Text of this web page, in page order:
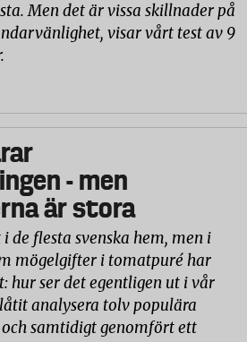
Men det är vissa skillnader på
visar vårt test av 9
- men
är stora
de flesta svenska hem, men i
mögelgifter i tomatpuré har
hur ser det egentligen ut i vår
analysera tolv populära
samtidigt genomfört ett